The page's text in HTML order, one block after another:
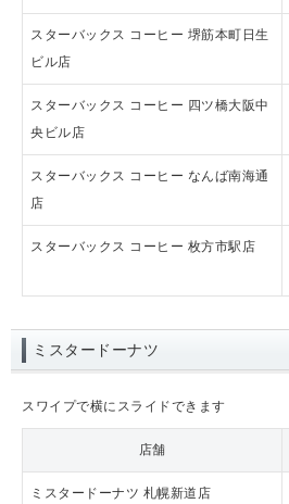
スターバックス コーヒー 堺筋本町日生
ビル店
スターバックス コーヒー 四ツ橋大阪中
央ビル店
スターバックス コーヒー なんば南海通
店
スターバックス コーヒー 枚方市駅店
ミスタードーナツ
スワイプで横にスライドできます
店舗
ミスタードーナツ 札幌新道店